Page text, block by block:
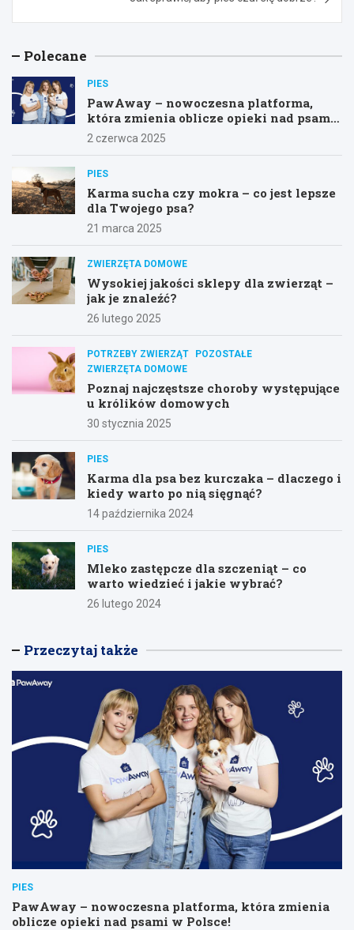
Polecane
PIES
PawAway – nowoczesna platforma,
która zmienia oblicze opieki nad psami
w Polsce!
2 czerwca 2025
PIES
Karma sucha czy mokra – co jest lepsze
dla Twojego psa?
21 marca 2025
ZWIERZĘTA DOMOWE
Wysokiej jakości sklepy dla zwierząt –
jak je znaleźć?
26 lutego 2025
POTRZEBY ZWIERZĄT
POZOSTAŁE
ZWIERZĘTA DOMOWE
Poznaj najczęstsze choroby występujące
u królików domowych
30 stycznia 2025
PIES
Karma dla psa bez kurczaka – dlaczego i
kiedy warto po nią sięgnąć?
14 października 2024
PIES
Mleko zastępcze dla szczeniąt – co
warto wiedzieć i jakie wybrać?
26 lutego 2024
Przeczytaj także
PIES
PawAway – nowoczesna platforma, która zmienia
oblicze opieki nad psami w Polsce!